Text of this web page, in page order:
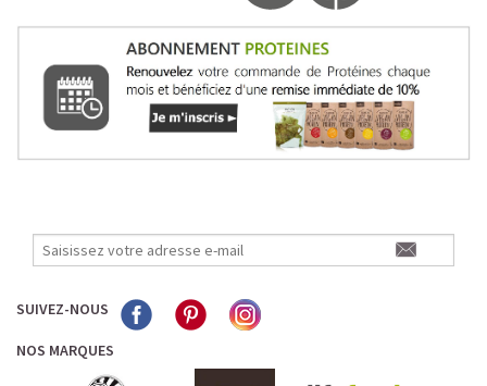
SUIVEZ-NOUS
NOS MARQUES